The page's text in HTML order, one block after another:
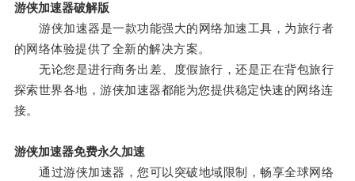
游侠加速器破解版
游侠加速器是一款功能强大的网络加速工具，为旅行者
的网络体验提供了全新的解决方案。
无论您是进行商务出差、度假旅行，还是正在背包旅行
探索世界各地，游侠加速器都能为您提供稳定快速的网络连
接。
游侠加速器免费永久加速
通过游侠加速器，您可以突破地域限制，畅享全球网络